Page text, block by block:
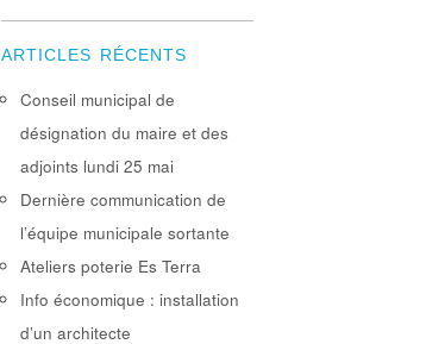
ARTICLES RÉCENTS
Conseil municipal de
désignation du maire et des
adjoints lundi 25 mai
Dernière communication de
l’équipe municipale sortante
Ateliers poterie Es Terra
Info économique : installation
d’un architecte